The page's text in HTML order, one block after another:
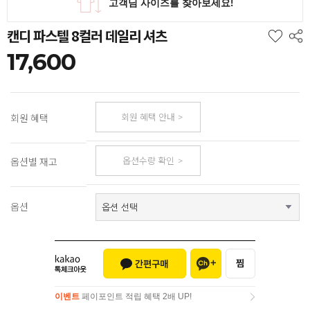
캔디 파스텔 8컬러 데일리 셔츠
17,600
회원 혜택 회원 혜택 안내
옵션별 재고 옵션수량 확인
옵션
이벤트 페이포인트 적립 혜택 2배 UP!